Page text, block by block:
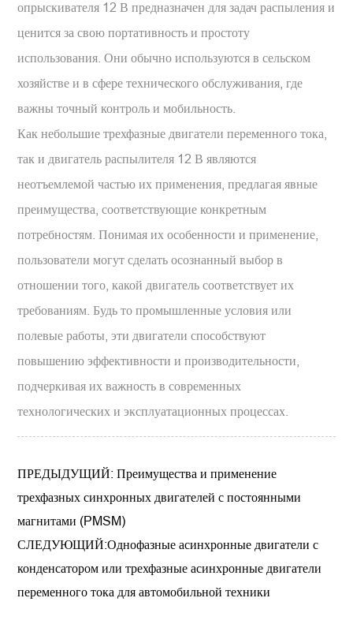
опрыскивателя 12 В предназначен для задач распыления и
ценится за свою портативность и простоту
использования. Они обычно используются в сельском
хозяйстве и в сфере технического обслуживания, где
важны точный контроль и мобильность.
Как небольшие трехфазные двигатели переменного тока,
так и двигатель распылителя 12 В являются
неотъемлемой частью их применения, предлагая явные
преимущества, соответствующие конкретным
потребностям. Понимая их особенности и применение,
пользователи могут сделать осознанный выбор в
отношении того, какой двигатель соответствует их
требованиям. Будь то промышленные условия или
полевые работы, эти двигатели способствуют
повышению эффективности и производительности,
подчеркивая их важность в современных
технологических и эксплуатационных процессах.
ПРЕДЫДУЩИЙ: Преимущества и применение
трехфазных синхронных двигателей с постоянными
магнитами (PMSM)
СЛЕДУЮЩИЙ:Однофазные асинхронные двигатели с
конденсатором или трехфазные асинхронные двигатели
переменного тока для автомобильной техники